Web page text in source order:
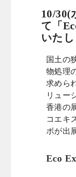
10/30(
て「
いたし
国土の
物処理
求めら
リュー
香港の
コエキ
ボが出
Eco